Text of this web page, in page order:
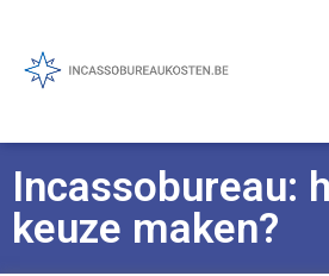
Incassobureau:
keuze maken?